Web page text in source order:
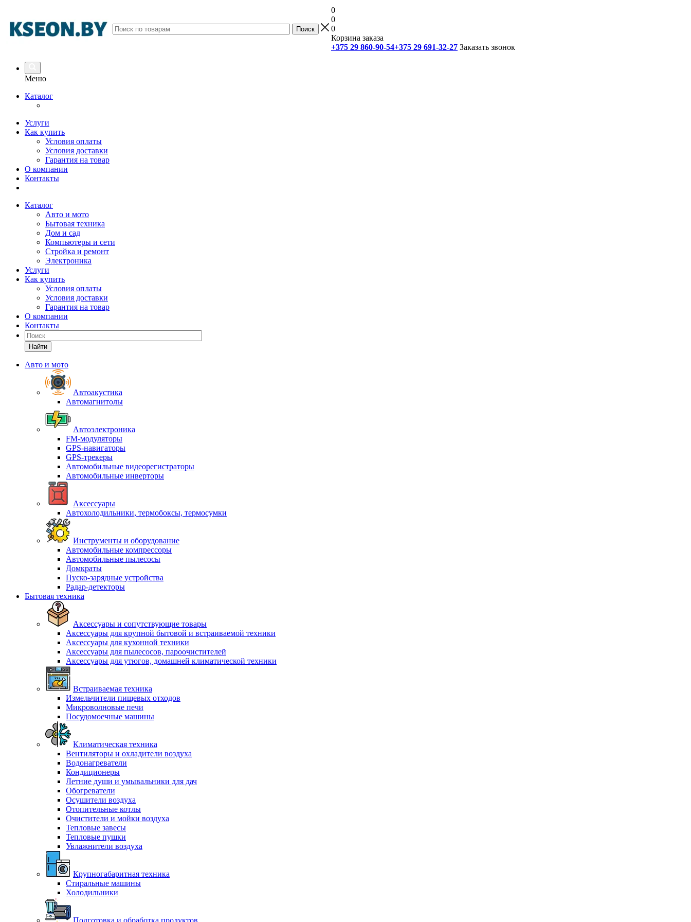
0
0
0
Корзина заказа
+375 29 860-90-54+375 29 691-32-27 Заказать звонок
Меню
Каталог
Услуги
Как купить
Условия оплаты
Условия доставки
Гарантия на товар
О компании
Контакты
Каталог
Авто и мото
Бытовая техника
Дом и сад
Компьютеры и сети
Стройка и ремонт
Электроника
Услуги
Как купить
Условия оплаты
Условия доставки
Гарантия на товар
О компании
Контакты
Найти
Авто и мото
Автоакустика
Автомагнитолы
Автоэлектроника
FM-модуляторы
GPS-навигаторы
GPS-трекеры
Автомобильные видеорегистраторы
Автомобильные инверторы
Аксессуары
Автохолодильники, термобоксы, термосумки
Инструменты и оборудование
Автомобильные компрессоры
Автомобильные пылесосы
Домкраты
Пуско-зарядные устройства
Радар-детекторы
Бытовая техника
Аксессуары и сопутствующие товары
Аксессуары для крупной бытовой и встраиваемой техники
Аксессуары для кухонной техники
Аксессуары для пылесосов, пароочистителей
Аксессуары для утюгов, домашней климатической техники
Встраиваемая техника
Измельчители пищевых отходов
Микроволновые печи
Посудомоечные машины
Климатическая техника
Вентиляторы и охладители воздуха
Водонагреватели
Кондиционеры
Летние души и умывальники для дач
Обогреватели
Осушители воздуха
Отопительные котлы
Очистители и мойки воздуха
Тепловые завесы
Тепловые пушки
Увлажнители воздуха
Крупногабаритная техника
Стиральные машины
Холодильники
Подготовка и обработка продуктов